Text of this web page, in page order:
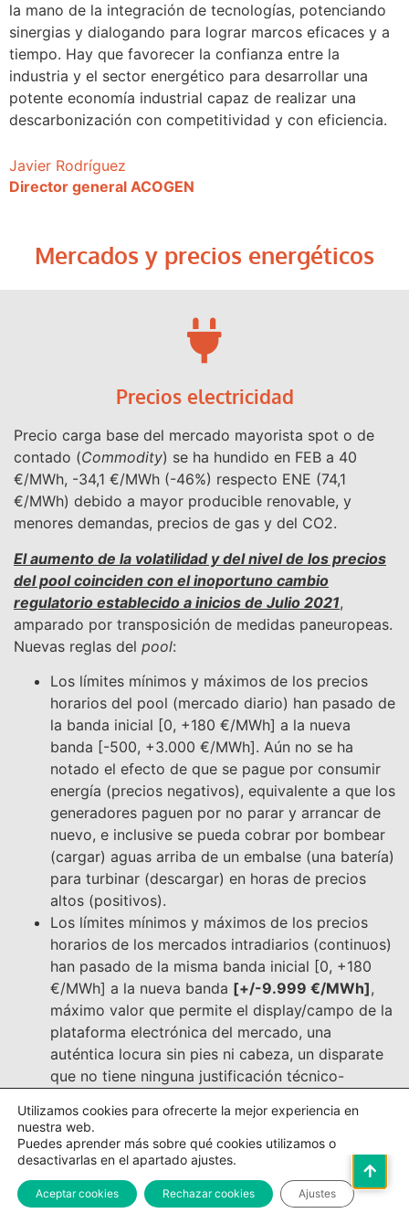
la mano de la integración de tecnologías, potenciando
sinergias y dialogando para lograr marcos eficaces y a
tiempo. Hay que favorecer la confianza entre la
industria y el sector energético para desarrollar una
potente economía industrial capaz de realizar una
descarbonización con competitividad y con eficiencia.
Javier Rodríguez
Director general ACOGEN
Mercados y precios energéticos
Precios electricidad
Precio carga base del mercado mayorista spot o de
contado (Commodity) se ha hundido en FEB a 40
€/MWh, -34,1 €/MWh (-46%) respecto ENE (74,1
€/MWh) debido a mayor producible renovable, y
menores demandas, precios de gas y del CO2.
El aumento de la volatilidad y del nivel de los precios
del pool coinciden con el inoportuno cambio
regulatorio establecido a inicios de Julio 2021,
amparado por transposición de medidas paneuropeas.
Nuevas reglas del pool:
Los límites mínimos y máximos de los precios
horarios del pool (mercado diario) han pasado de
la banda inicial [0, +180 €/MWh] a la nueva
banda [-500, +3.000 €/MWh]. Aún no se ha
notado el efecto de que se pague por consumir
energía (precios negativos), equivalente a que los
generadores paguen por no parar y arrancar de
nuevo, e inclusive se pueda cobrar por bombear
(cargar) aguas arriba de un embalse (una batería)
para turbinar (descargar) en horas de precios
altos (positivos).
Los límites mínimos y máximos de los precios
horarios de los mercados intradiarios (continuos)
han pasado de la misma banda inicial [0, +180
€/MWh] a la nueva banda [+/-9.999 €/MWh],
máximo valor que permite el display/campo de la
plataforma electrónica del mercado, una
auténtica locura sin pies ni cabeza, un disparate
que no tiene ninguna justificación técnico-
Las subidas del precio del pool desde Julio 2021 se
deben en parte a estos límites, porque se permite
superar el coste de oportunidad de los techos
pactados (180 €/MWh) al liberalizarse el mercado
eléctrico hace más de dos décadas, (mediante pacto
Utilizamos cookies para ofrecerte la mejor experiencia en
nuestra web.
Puedes aprender más sobre qué cookies utilizamos o
desactivarlas en el apartado ajustes.
Aceptar cookies Rechazar cookies Ajustes